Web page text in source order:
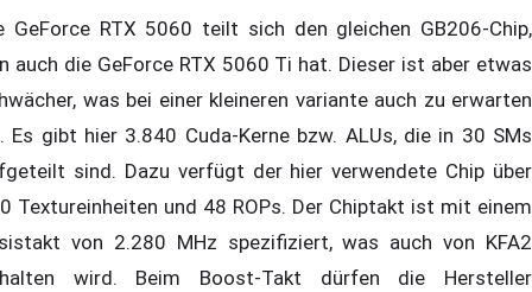
GeForce RTX 5060 teilt sich den gleichen GB206-Chip,
auch die GeForce RTX 5060 Ti hat. Dieser ist aber etwas
was bei einer kleineren variante auch zu erwarten
Es gibt hier 3.840 Cuda-Kerne bzw. ALUs, die in 30 SMs
sind. Dazu verfügt der hier verwendete Chip über
Textureinheiten und 48 ROPs. Der Chiptakt ist mit einem
von 2.280 MHz spezifiziert, was auch von KFA2
wird. Beim Boost-Takt dürfen die Hersteller